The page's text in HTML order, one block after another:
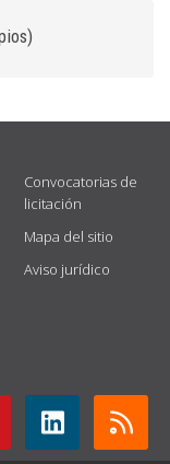
Convocatorias de
licitación
Mapa del sitio
Aviso jurídico